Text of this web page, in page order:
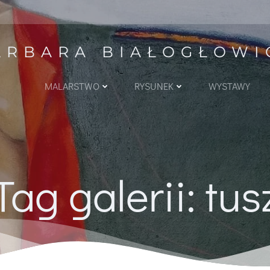
MALARSTWO RYSUNEK WYSTAWY
galerii: